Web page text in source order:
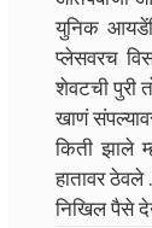
युनिक
प्लेसवरच
शेवटची पुरी
खाणं
किती झाले
हातावर ठेवले
निखिल पैसे